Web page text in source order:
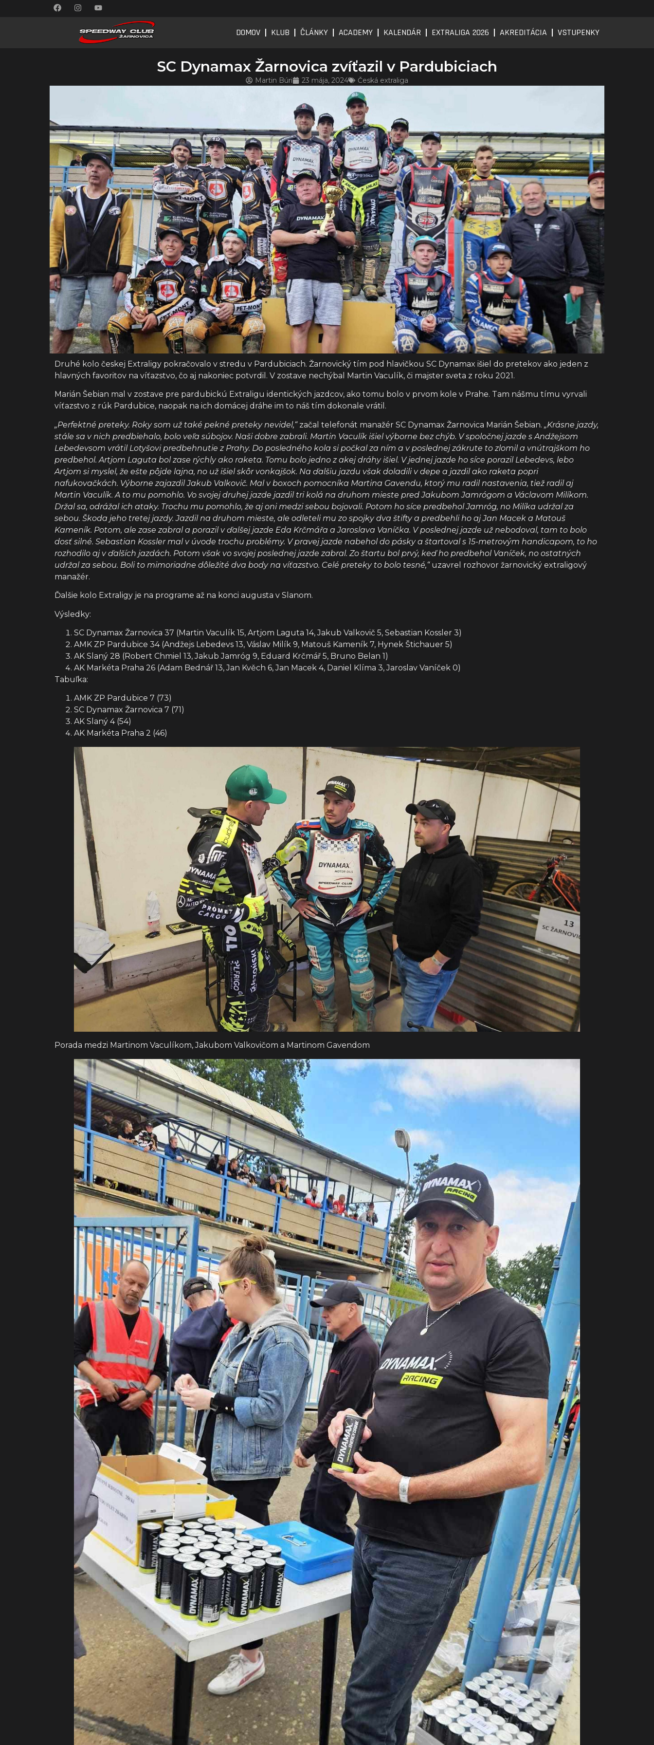
DOMOV KLUB ČLÁNKY ACADEMY KALENDÁR EXTRALIGA 2026 AKREDITÁCIA VSTUPENKY
SC Dynamax Žarnovica zvíťazil v Pardubiciach
Martin Búri 23 mája, 2024 Česká extraliga
Druhé kolo českej Extraligy pokračovalo v stredu v Pardubiciach. Žarnovický tím pod hlavičkou SC Dynamax išiel do pretekov ako jeden z
hlavných favoritov na víťazstvo, čo aj nakoniec potvrdil. V zostave nechýbal Martin Vaculík, či majster sveta z roku 2021.
Marián Šebian mal v zostave pre pardubickú Extraligu identických jazdcov, ako tomu bolo v prvom kole v Prahe. Tam nášmu tímu vyrvali
víťazstvo z rúk Pardubice, naopak na ich domácej dráhe im to náš tím dokonale vrátil.
„Perfektné preteky. Roky som už také pekné preteky nevidel,“začal telefonát manažér SC Dynamax Žarnovica Marián Šebian. „Krásne jazdy,
stále sa v nich predbiehalo, bolo veľa súbojov. Naši dobre zabrali. Martin Vaculík išiel výborne bez chýb. V spoločnej jazde s Andžejsom
Lebedevsom vrátil Lotyšovi predbehnutie z Prahy. Do posledného kola si počkal za ním a v poslednej zákrute to zlomil a vnútrajškom ho
predbehol. Artjom Laguta bol zase rýchly ako raketa. Tomu bolo jedno z akej dráhy išiel. V jednej jazde ho síce porazil Lebedevs, lebo
Artjom si myslel, že ešte pôjde lajna, no už išiel skôr vonkajšok. Na ďalšiu jazdu však doladili v depe a jazdil ako raketa popri
nafukovačkách. Výborne zajazdil Jakub Valkovič. Mal v boxoch pomocníka Martina Gavendu, ktorý mu radil nastavenia, tiež radil aj
Martin Vaculík. A to mu pomohlo. Vo svojej druhej jazde jazdil tri kolá na druhom mieste pred Jakubom Jamrógom a Václavom Milíkom.
Držal sa, odrážal ich ataky. Trochu mu pomohlo, že aj oni medzi sebou bojovali. Potom ho síce predbehol Jamróg, no Milíka udržal za
sebou. Škoda jeho tretej jazdy. Jazdil na druhom mieste, ale odleteli mu zo spojky dva štifty a predbehli ho aj Jan Macek a Matouš
Kameník. Potom, ale zase zabral a porazil v ďalšej jazde Eda Krčmářa a Jaroslava Vaníčka. V poslednej jazde už nebodoval, tam to bolo
dosť silné. Sebastian Kossler mal v úvode trochu problémy. V pravej jazde nabehol do pásky a štartoval s 15-metrovým handicapom, to ho
rozhodilo aj v ďalších jazdách. Potom však vo svojej poslednej jazde zabral. Zo štartu bol prvý, keď ho predbehol Vaníček, no ostatných
udržal za sebou. Boli to mimoriadne dôležité dva body na víťazstvo. Celé preteky to bolo tesné,“uzavrel rozhovor žarnovický extraligový
manažér.
Ďalšie kolo Extraligy je na programe až na konci augusta v Slanom.
Výsledky:
SC Dynamax Žarnovica 37 (Martin Vaculík 15, Artjom Laguta 14, Jakub Valkovič 5, Sebastian Kossler 3)
AMK ZP Pardubice 34 (Andžejs Lebedevs 13, Váslav Milík 9, Matouš Kameník 7, Hynek Štichauer 5)
AK Slaný 28 (Robert Chmiel 13, Jakub Jamróg 9, Eduard Krčmář 5, Bruno Belan 1)
AK Markéta Praha 26 (Adam Bednář 13, Jan Kvěch 6, Jan Macek 4, Daniel Klíma 3, Jaroslav Vaníček 0)
Tabuľka:
AMK ZP Pardubice 7 (73)
SC Dynamax Žarnovica 7 (71)
AK Slaný 4 (54)
AK Markéta Praha 2 (46)
Porada medzi Martinom Vaculíkom, Jakubom Valkovičom a Martinom Gavendom